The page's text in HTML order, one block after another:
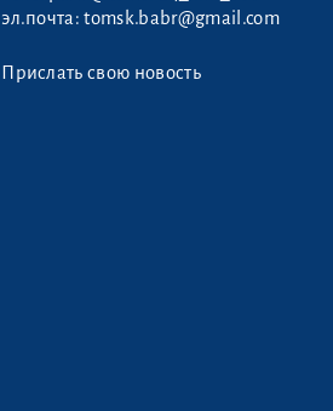
эл.почта:tomsk.babr@gmail.com
Прислать свою новость